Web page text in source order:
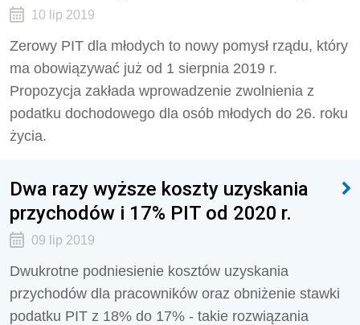
10 lip 2019
Zerowy PIT dla młodych to nowy pomysł rządu, który
ma obowiązywać już od 1 sierpnia 2019 r.
Propozycja zakłada wprowadzenie zwolnienia z
podatku dochodowego dla osób młodych do 26. roku
życia.
Dwa razy wyższe koszty uzyskania
przychodów i 17% PIT od 2020 r.
09 lip 2019
Dwukrotne podniesienie kosztów uzyskania
przychodów dla pracowników oraz obniżenie stawki
podatku PIT z 18% do 17% - takie rozwiązania